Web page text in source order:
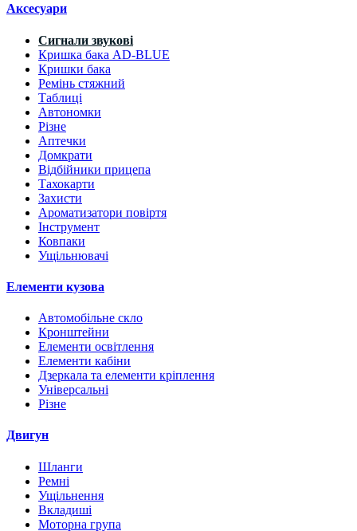
Аксесуари
Сигнали звукові
Кришка бака AD-BLUE
Кришки бака
Ремінь стяжний
Таблиці
Автономки
Різне
Аптечки
Домкрати
Відбійники прицепа
Тахокарти
Захисти
Ароматизатори повіртя
Інструмент
Ковпаки
Ущільнювачі
Елементи кузова
Автомобільне скло
Кронштейни
Елементи освітлення
Елементи кабіни
Дзеркала та елементи кріплення
Універсальні
Різне
Двигун
Шланги
Ремні
Ущільнення
Вкладиші
Моторна група